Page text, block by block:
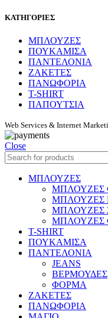
ΚΑΤΗΓΟΡΙΕΣ
ΜΠΛΟΥΖΕΣ
ΠΟΥΚΑΜΙΣΑ
ΠΑΝΤΕΛΟΝΙΑ
ΖΑΚΕΤΕΣ
ΠΑΝΩΦΟΡΙΑ
T-SHIRT
ΠΑΠΟΥΤΣΙΑ
Web Services & Internet
Close
ΜΠΛΟΥΖΕΣ
ΜΠΛΟΥΖΕΣ
ΜΠΛΟΥΖΕΣ
ΜΠΛΟΥΖΕΣ
ΜΠΛΟΥΖΕΣ
T-SHIRT
ΠΟΥΚΑΜΙΣΑ
ΠΑΝΤΕΛΟΝΙΑ
JEANS
ΒΕΡΜΟΥΔΕΣ
ΦΟΡΜΑ
ΖΑΚΕΤΕΣ
ΠΑΝΩΦΟΡΙΑ